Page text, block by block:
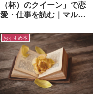
（杯）のクイーン」で恋
愛・仕事を読む｜マルセ
クル
おすすめ本